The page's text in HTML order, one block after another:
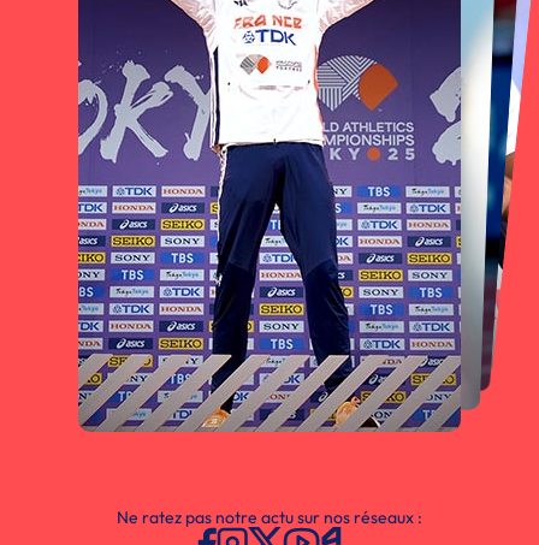
Ne ratez pas notre actu sur nos réseaux :